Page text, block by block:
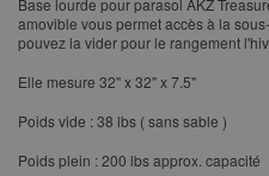
​Base lourde pour parasol AKZ
amovible vous permet accès à la
pouvez la vider pour le rangement
​Elle mesure 32" x 32" x 7.5"
​Poids vide : 38 lbs ( sans sable )
​Poids plein : 200 lbs approx. capacité